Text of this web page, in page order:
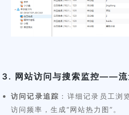
3. 网站访问与搜索监控——流
访问记录追踪 ：详细记录员工浏
访问频率，生成“网站热力图”。